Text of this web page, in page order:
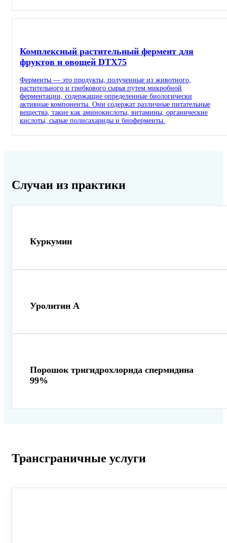
Комплексный растительный фермент для
фруктов и овощей DTX75
Ферменты — это продукты, полученные из животного,
растительного и грибкового сырья путем микробной
ферментации, содержащие определенные биологически
активные компоненты. Они содержат различные питательные
вещества, такие как аминокислоты, витамины, органические
кислоты, сырые полисахариды и биоферменты.
Случаи из практики
Куркумин
Уролитин А
Порошок тригидрохлорида спермидина
99%
Трансграничные услуги